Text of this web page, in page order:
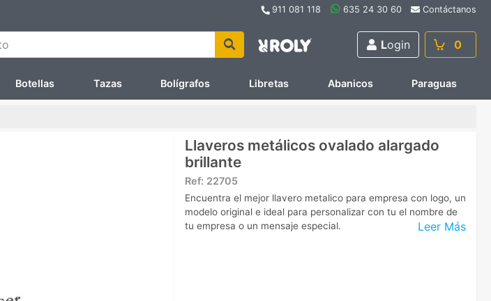
911 081 118 635 24 30 60 Contáctanos
Login 0
Botellas Tazas Bolígrafos Libretas Abanicos Paraguas
Llaveros metálicos ovalado alargado
brillante
Ref: 22705
Leer Más
Encuentra el mejor llavero metalico para empresa con logo, un
modelo original e ideal para personalizar con tu el nombre de
tu empresa o un mensaje especial.